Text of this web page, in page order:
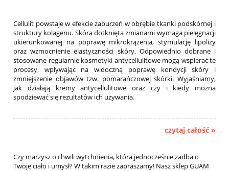
Cellulit powstaje w efekcie zaburzeń w obrębie tkanki podskórnej i
struktury kolagenu. Skóra dotknięta zmianami wymaga pielęgnacji
ukierunkowanej na poprawę mikrokrążenia, stymulację lipolizy
oraz wzmocnienie elastyczności skóry. Odpowiednio dobrane i
stosowane regularnie kosmetyki antycellulitowe mogą wspierać te
procesy, wpływając na widoczną poprawę kondycji skóry i
zmniejszenie objawów tzw. pomarańczowej skórki. Wyjaśniamy,
jak działają kremy antycellulitowe oraz czy i kiedy można
spodziewać się rezultatów ich używania.
czytaj całość »
Czy marzysz o chwili wytchnienia, która jednocześnie zadba o
Twoje ciało i umysł? W takim razie zapraszamy! Nasz sklep GUAM